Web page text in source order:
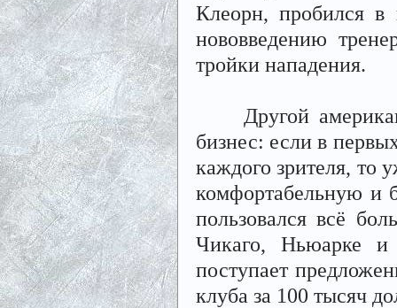
Клеорн, пробился в
нововведению
тройки нападения.
Другой
бизнес: если в
каждого зрителя, то
комфортабельную и
пользовался всё
Чикаго, Ньюарке и
поступает
клуба за 100 тысяч